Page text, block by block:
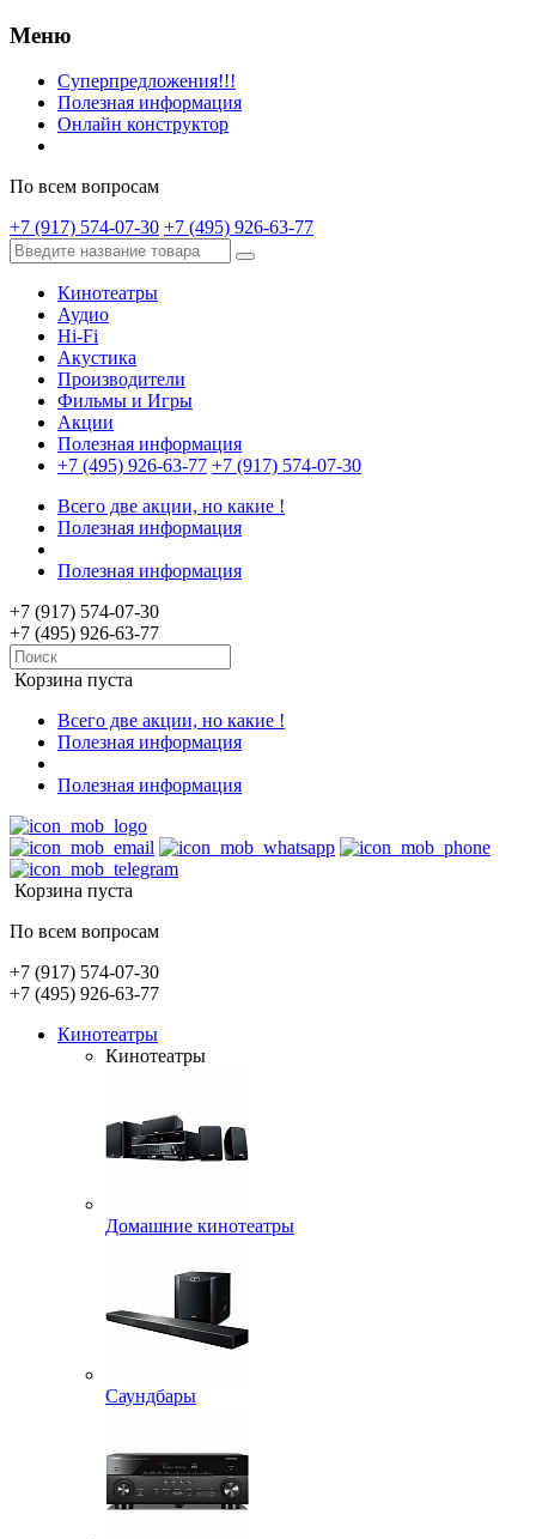
Меню
Суперпредложения!!!
Полезная информация
Онлайн конструктор
По всем вопросам
+7 (917) 574-07-30 +7 (495) 926-63-77
Кинотеатры
Аудио
Hi-Fi
Акустика
Производители
Фильмы и Игры
Акции
Полезная информация
+7 (495) 926-63-77 +7 (917) 574-07-30
Всего две акции, но какие !
Полезная информация
Полезная информация
+7 (917) 574-07-30
+7 (495) 926-63-77
Корзина пуста
Всего две акции, но какие !
Полезная информация
Полезная информация
Корзина пуста
По всем вопросам
+7 (917) 574-07-30
+7 (495) 926-63-77
Кинотеатры
Кинотеатры
Домашние кинотеатры
Саундбары